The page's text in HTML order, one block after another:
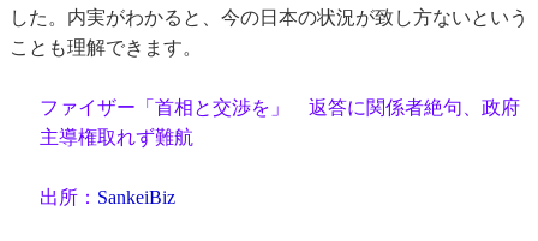
した。内実がわかると、今の日本の状況が致し方ないという
ことも理解できます。
ファイザー「首相と交渉を」 返答に関係者絶句、政府
主導権取れず難航
出所： SankeiBiz